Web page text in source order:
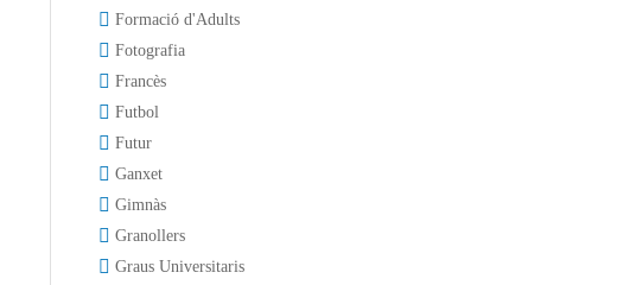
Formació d'Adults
Fotografia
Francès
Futbol
Futur
Ganxet
Gimnàs
Granollers
Graus Universitaris